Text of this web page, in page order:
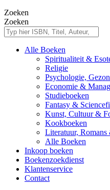
Zoeken
Zoeken
Alle Boeken
Spiritualiteit &
Religie
Psychologie,
Economie &
Studieboeken
Fantasy &
Kunst, Cultuur &
Kookboeken
Literatuur,
Alle Boeken
Inkoop boeken
Boekenzoekdienst
Klantenservice
Contact